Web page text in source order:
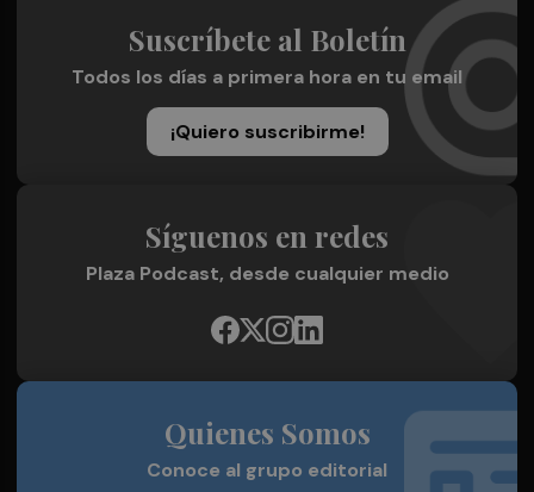
Suscríbete al Boletín
Todos los días a primera hora en tu email
¡Quiero suscribirme!
Síguenos en redes
Plaza Podcast, desde cualquier medio
Quienes Somos
Conoce al grupo editorial